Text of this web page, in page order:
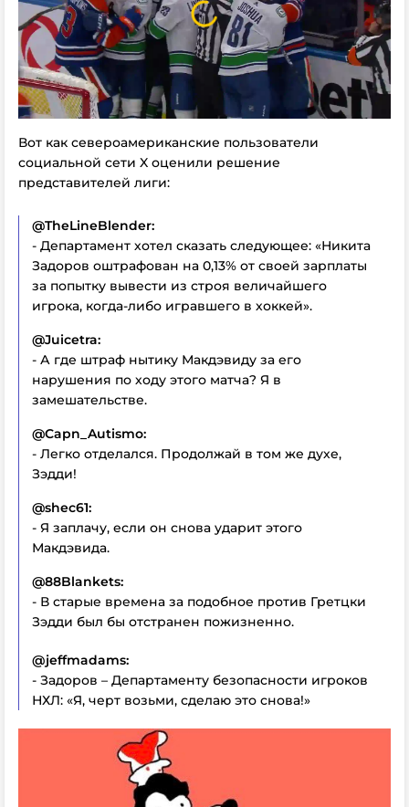
Вот как североамериканские пользователи
социальной сети X оценили решение
представителей лиги:
@TheLineBlender:
- Департамент хотел сказать следующее: «Никита
Задоров оштрафован на 0,13% от своей зарплаты
за попытку вывести из строя величайшего
игрока, когда-либо игравшего в хоккей».
@Juicetra:
- А где штраф нытику Макдэвиду за его
нарушения по ходу этого матча? Я в
замешательстве.
@Capn_Autismo:
- Легко отделался. Продолжай в том же духе,
Зэдди!
@shec61:
- Я заплачу, если он снова ударит этого
Макдэвида.
@88Blankets:
- В старые времена за подобное против Гретцки
Зэдди был бы отстранен пожизненно.
@jeffmadams:
- Задоров – Департаменту безопасности игроков
НХЛ: «Я, черт возьми, сделаю это снова!»